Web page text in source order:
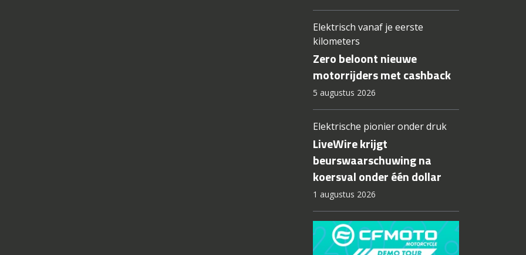
Elektrisch vanaf je eerste
kilometers
Zero beloont nieuwe
motorrijders met cashback
5 augustus 2026
Elektrische pionier onder druk
LiveWire krijgt
beurswaarschuwing na
koersval onder één dollar
1 augustus 2026